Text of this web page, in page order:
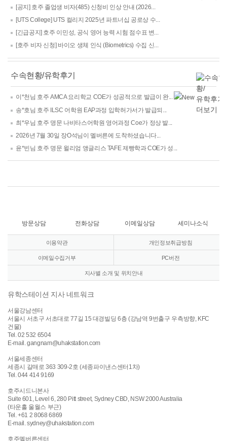
[공지] 호주 졸업생 비자(485) 신청비 인상 안내 (2026...
[UTS College] UTS 컬리지 2025년 파트너십 공로상 수...
[긴급공지] 호주 이민성, 공식 영어 능력 시험 점수표 변...
[호주 비자 신청] 바이오 생체 인식 (Biometrics) 수집 신...
수속현황/유학후기
이*천님 호주 AMCA 요리학교 COE가 성공적으로 발급이 완...
송*호님 호주 ILSC 어학원 EAP과정 입학허가서가 발급되...
최*우님 호주 명문 나비타스어학원 영어과정 Coe가 정상 발...
2026년 7월 30일 장O석님이 멜버른에 도착하셨습니다...
윤*빈님 호주 명문 윌리엄 앵글리스 TAFE 제빵학과 COE가 성...
방문상담 전화상담 이메일상담 세미나소식
이용약관 개인정보취급방침
이메일수집거부 PC버전
지사별 소개 및 위치안내
유학스테이션 지사 네트워크
서울강남센터
서울시 서초구 서초대로 77길 15 대경빌딩 6층 (강남역 9번출구 우측방향, KFC
건물)
Tel. 02 532 6504
E-mail. gangnam@uhakstation.com
서울세종센터
세종시 갈매로 363 309-2호 (세종파이낸스센터1차)
Tel. 044 414 9169
호주시드니본사
Suite 601, Level 6, 280 Pitt street, Sydney CBD, NSW 2000 Australia
(타운홀 울월스 부근)
Tel. +61 2 8068 6869
E-mail. sydney@uhakstation.com
호주멜버른센터